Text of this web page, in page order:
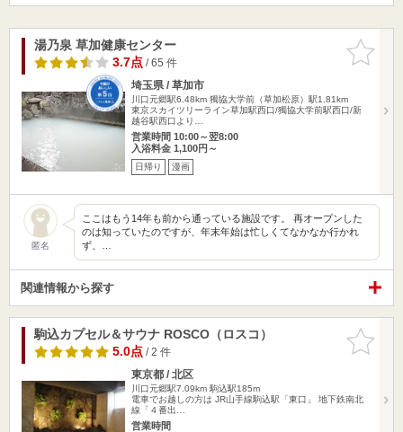
お気に入
りに追加
湯乃泉 草加健康センター
3.7点/ 65 件
埼玉県 / 草加市
川口元郷駅6.48km 獨協大学前（草加松原）駅1.81km
東京スカイツリーライン草加駅西口/獨協大学前駅西口/新
越谷駅西口より…
営業時間 10:00～翌8:00
入浴料金 1,100円～
日帰り 漫画
匿名
ここはもう14年も前から通っている施設です。 再オープンした
のは知っていたのですが、年末年始は忙しくてなかなか行かれ
ず、…
関連情報から探す
お気に入
りに追加
駒込カプセル＆サウナ ROSCO（ロスコ）
5.0点/ 2 件
東京都 / 北区
川口元郷駅7.09km 駒込駅185m
電車でお越しの方は JR山手線駒込駅「東口」 地下鉄南北
線「４番出…
営業時間